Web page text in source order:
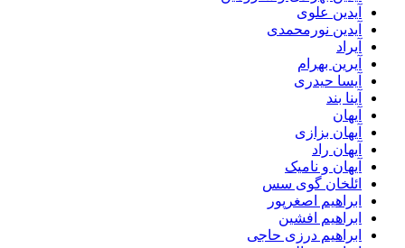
آیدین علوی
آیدین نورمحمدی
آیراد
آیرین بهرام
آیسا حیدری
آینا بند
آیهان
آیهان بزازی
آیهان راد
آیهان و نامیک
ائلخان گوی سس
ابراهیم اصغرپور
ابراهیم افشین
ابراهیم درزی حاجی